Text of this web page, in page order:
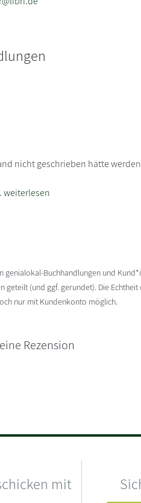
nicht geschrieben hätte
weiterlesen
genialokal-Buchhandlungen und
geteilt (und ggf. gerundet). Die
nur mit Kundenkonto möglich.
Rezension
mit